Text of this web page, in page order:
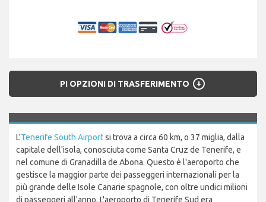
PI OPZIONI DI TRASFERIMENTO arrow_circle_down
L'Tenerife South Airportsi trova a circa 60 km, o 37 miglia, dalla
capitale dell'isola, conosciuta come Santa Cruz de Tenerife, e
nel comune di Granadilla de Abona. Questo è l'aeroporto che
gestisce la maggior parte dei passeggeri internazionali per la
più grande delle Isole Canarie spagnole, con oltre undici milioni
di passeggeri all'anno. L'aeroporto di Tenerife Sud era